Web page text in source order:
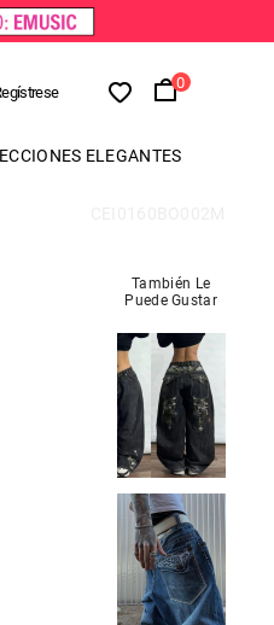
0
ELEGANTES
También Le
Puede Gustar